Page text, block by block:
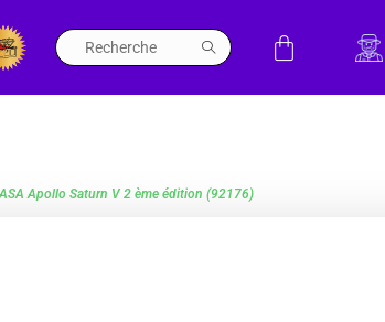
Apollo Saturn V 2 ème édition (92176)